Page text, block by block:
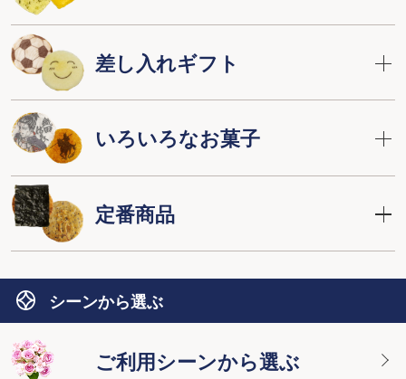
差し入れギフト
いろいろなお菓子
定番商品
シーンから選ぶ
ご利用シーンから選ぶ